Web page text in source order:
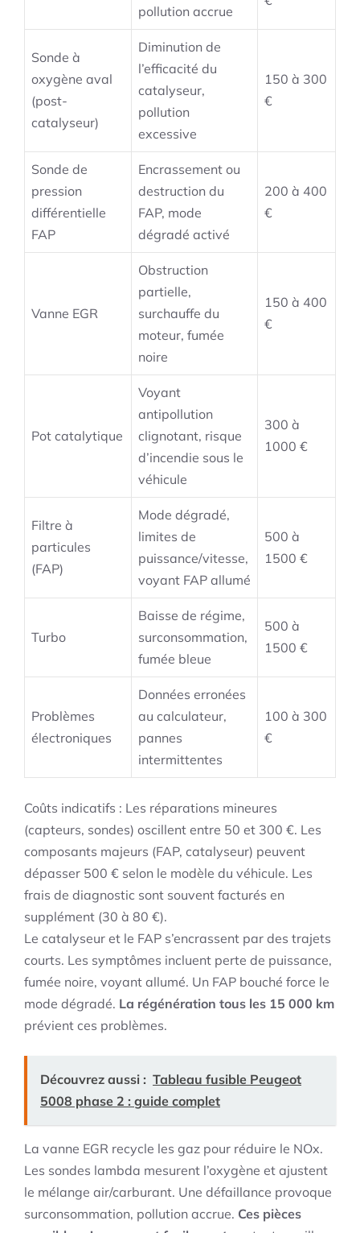
pollution accrue
Sonde à
oxygène aval
(post-
catalyseur)
Diminution de
l’efficacité du
catalyseur,
pollution
excessive
150 à 300
€
Sonde de
pression
différentielle
FAP
Encrassement ou
destruction du
FAP, mode
dégradé activé
200 à 400
€
Vanne EGR
Obstruction
partielle,
surchauffe du
moteur, fumée
noire
150 à 400
€
Pot catalytique
Voyant
antipollution
clignotant, risque
d’incendie sous le
véhicule
300 à
1000 €
Filtre à
particules
(FAP)
Mode dégradé,
limites de
puissance/vitesse,
voyant FAP allumé
500 à
1500 €
Turbo
Baisse de régime,
surconsommation,
fumée bleue
500 à
1500 €
Problèmes
électroniques
Données erronées
au calculateur,
pannes
intermittentes
100 à 300
€
Coûts indicatifs : Les réparations mineures
(capteurs, sondes) oscillent entre 50 et 300 €. Les
composants majeurs (FAP, catalyseur) peuvent
dépasser 500 € selon le modèle du véhicule. Les
frais de diagnostic sont souvent facturés en
supplément (30 à 80 €).
Le catalyseur et le FAP s’encrassent par des trajets
courts. Les symptômes incluent perte de puissance,
fumée noire, voyant allumé. Un FAP bouché force le
mode dégradé. La régénération tous les 15 000 km
prévient ces problèmes.
Découvrez aussi : Tableau fusible Peugeot
5008 phase 2 : guide complet
La vanne EGR recycle les gaz pour réduire le NOx.
Les sondes lambda mesurent l’oxygène et ajustent
le mélange air/carburant. Une défaillance provoque
surconsommation, pollution accrue. Ces pièces